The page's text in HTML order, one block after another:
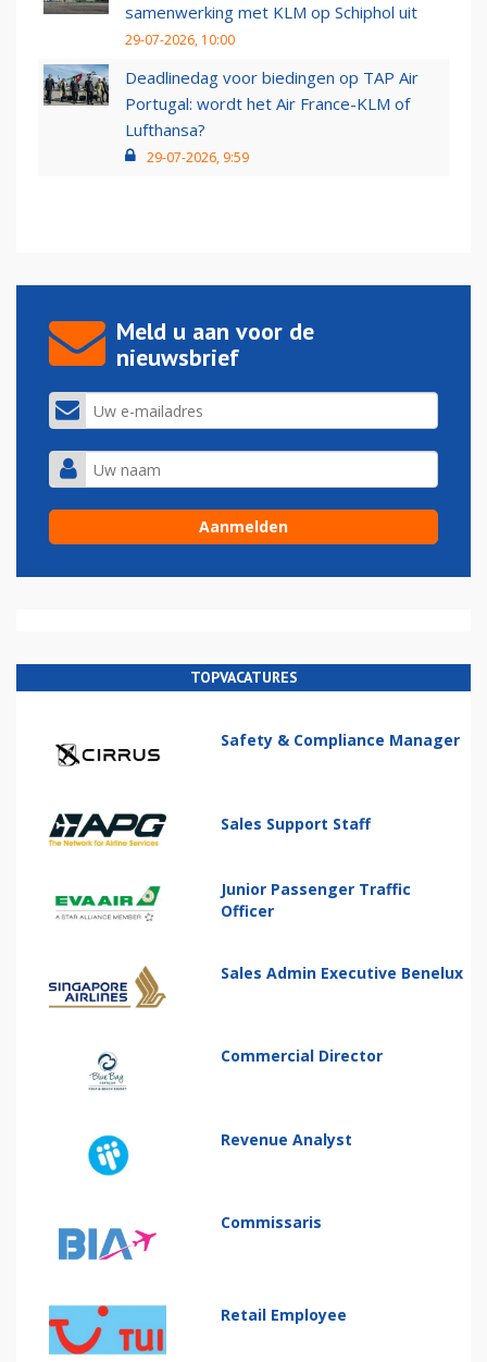
samenwerking met KLM op Schiphol uit
29-07-2026, 10:00
Deadlinedag voor biedingen op TAP Air
Portugal: wordt het Air France-KLM of
Lufthansa?
29-07-2026, 9:59
Meld u aan voor de
nieuwsbrief
TOPVACATURES
Safety & Compliance Manager
Sales Support Staff
Junior Passenger Traffic
Officer
Sales Admin Executive Benelux
Commercial Director
Revenue Analyst
Commissaris
Retail Employee